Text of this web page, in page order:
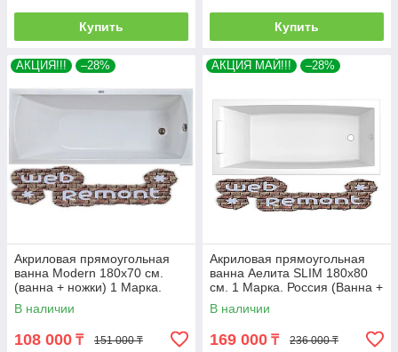
Купить Купить
АКЦИЯ!!! –28%
Акриловая прямоугольная
ванна Modern 180х70 см.
(ванна + ножки) 1 Марка.
Россия
В наличии
108 000 ₸ 151 000 ₸
АКЦИЯ МАЙ!!! –28%
Акриловая прямоугольная
ванна Аелита SLIM 180х80
см. 1 Марка. Россия (Ванна +
ножки)
В наличии
169 000 ₸ 236 000 ₸